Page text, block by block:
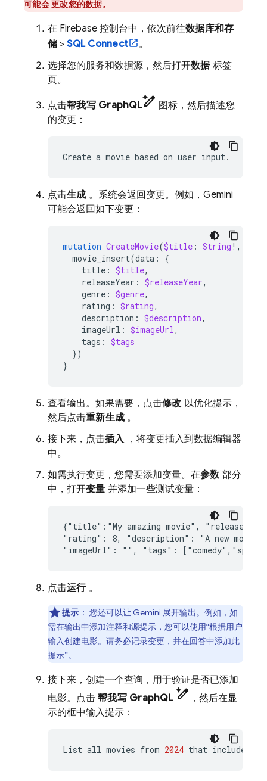
可能会 更改您的数据。
在 Firebase 控制台中，依次前往数据库和存
储 >SQL Connect
。
选择您的服务和数据源，然后打开数据标签
页。
点击帮我写 GraphQLpen_spark 图标，然后描述您
的变更：
Create a movie based on user
点击生成 。系统会返回变更。例如，Gemini
可能会返回如下变更：
mutation CreateMovie($title : String !,
movie_insert(data :
{
title : $title,
releaseYear : $releaseYear,
genre : $genre,
rating : $rating,
description : $description,
imageUrl : $imageUrl,
tags : $tags
})
}
查看输出。如果需要，点击修改 以优化提示，
然后点击重新生成 。
接下来，点击插入，将变更插入到数据编辑器
中。
如需执行变更，您需要添加变量。在参数部分
中，打开变量 并添加一些测试变量：
{" title":"My amazing movie" , " releaseYear
" rating": 8, "description": "A new movie
" imageUrl": "" , " tags": ["comedy" , " space
点击运行。
提示 ： 您还可以让 Gemini 展开输出。例如，如
需在输出中添加注释和源提示，您可以使用“根据用户
输入创建电影。请务必记录变更，并在回答中添加此
提示”。
接下来，创建一个查询，用于验证是否已添加
电影。点击 帮我写 GraphQL pen_spark ，然后在显
示的框中输入提示：
List all movies from 2024 that include